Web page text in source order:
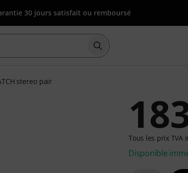
30 jours satisfait ou remboursé
Démarrer la recherche
stereo pair
Tous les prix TVA
Disponible